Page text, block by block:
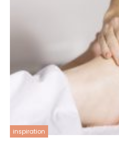
inspiration